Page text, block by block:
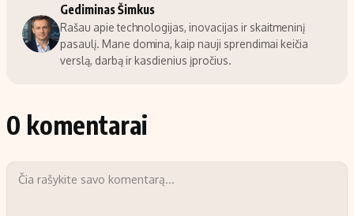
Gediminas Šimkus
Rašau apie technologijas, inovacijas ir skaitmeninį
pasaulį. Mane domina, kaip nauji sprendimai keičia
verslą, darbą ir kasdienius įpročius.
0 komentarai